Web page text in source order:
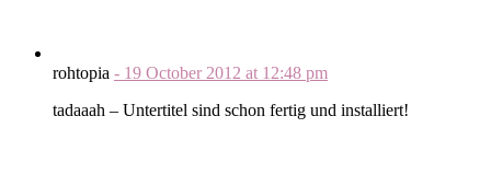
rohtopia - 19 October 2012 at 12:48 pm
tadaaah – Untertitel sind schon fertig und installiert!